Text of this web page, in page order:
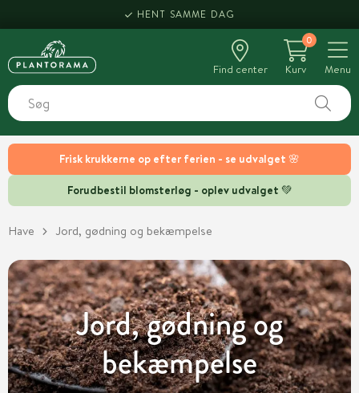
Frisk krukkerne op efter ferien - se udvalget 🌸
Forudbestil blomsterløg - oplev udvalget 💚
HENT SAMME DAG
Find center
0
Kurv
Menu
Have Jord, gødning og bekæmpelse
Jord, gødning og
bekæmpelse